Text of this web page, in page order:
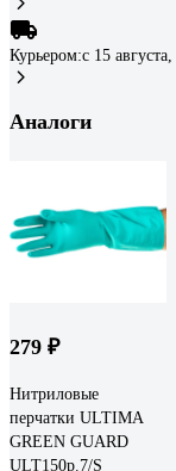
Курьером:c 15 августа,
Аналоги
279 ₽
Нитриловые
перчатки ULTIMA
GREEN GUARD
ULT150р.7/S